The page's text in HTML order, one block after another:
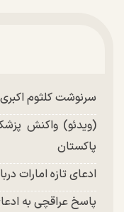
سرنوشت کلثوم
(ویدئو) واکنش
پاکستان
ادعای تازه امارات
پاسخ عراقچی به ادعای سهم ۱۱